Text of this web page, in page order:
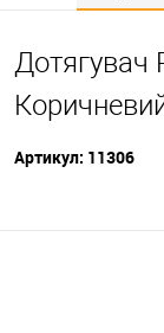
Дотягувач
Артикул: 11306